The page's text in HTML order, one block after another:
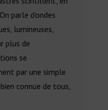
parle d’ondes
lumineuses,
plus de
se
par une simple
connue de tous,